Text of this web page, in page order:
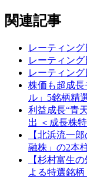
関連記事
レーティン
レーティン
レーティン
株価も超成
ル」5銘柄精
利益成長“青
出 ＜成長株
【北浜流一
融株」の2本
【杉村富生
よる特選銘柄